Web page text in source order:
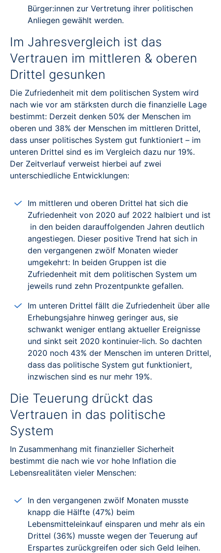
Bürger:innen zur Vertretung ihrer politischen
Anliegen gewählt werden.
Im Jahresvergleich ist das
Vertrauen im mittleren & oberen
Drittel gesunken
Die Zufriedenheit mit dem politischen System wird
nach wie vor am stärksten durch die finanzielle Lage
bestimmt: Derzeit denken 50% der Menschen im
oberen und 38% der Menschen im mittleren Drittel,
dass unser politisches System gut funktioniert – im
unteren Drittel sind es im Vergleich dazu nur 19%.
Der Zeitverlauf verweist hierbei auf zwei
unterschiedliche Entwicklungen:
Im mittleren und oberen Drittel hat sich die
Zufriedenheit von 2020 auf 2022 halbiert und ist
in den beiden darauffolgenden Jahren deutlich
angestiegen. Dieser positive Trend hat sich in
den vergangenen zwölf Monaten wieder
umgekehrt: In beiden Gruppen ist die
Zufriedenheit mit dem politischen System um
jeweils rund zehn Prozentpunkte gefallen.
Im unteren Drittel fällt die Zufriedenheit über alle
Erhebungsjahre hinweg geringer aus, sie
schwankt weniger entlang aktueller Ereignisse
und sinkt seit 2020 kontinuier-lich. So dachten
2020 noch 43% der Menschen im unteren Drittel,
dass das politische System gut funktioniert,
inzwischen sind es nur mehr 19%.
Die Teuerung drückt das
Vertrauen in das politische
System
In Zusammenhang mit finanzieller Sicherheit
bestimmt die nach wie vor hohe Inflation die
Lebensrealitäten vieler Menschen:
In den vergangenen zwölf Monaten musste
knapp die Hälfte (47%) beim
Lebensmitteleinkauf einsparen und mehr als ein
Drittel (36%) musste wegen der Teuerung auf
Erspartes zurückgreifen oder sich Geld leihen.